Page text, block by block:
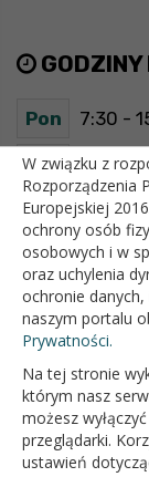
Pon 7:30 -
Wt 7:30 -
Śr 7:30 -
Czw 7:30 -
Pt 7:30 -
W związku z
Rozporządzenia
Europejskiej
ochrony osób
osobowych i w
oraz uchylenia
ochronie
naszym portalu
Prywatności.
Na tej stronie
którym nasz
możesz
przeglądarki.
ustawień